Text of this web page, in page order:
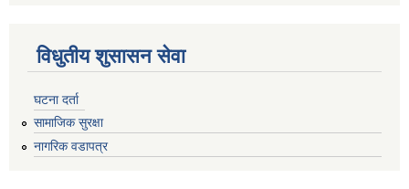
विधुतीय शुसासन सेवा
घटना दर्ता
सामाजिक सुरक्षा
नागरिक वडापत्र